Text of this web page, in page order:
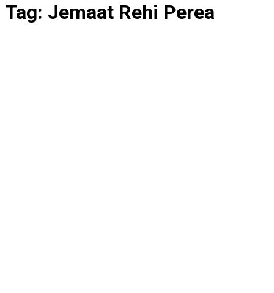
Tag: Jemaat Rehi Perea